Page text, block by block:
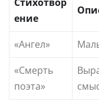
ение
«Ангел»
«Смерть
поэта»